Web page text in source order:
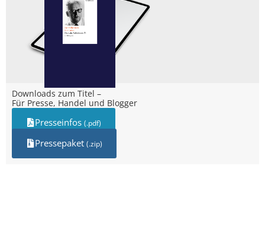
Downloads zum Titel –
Für Presse, Handel und Blogger
Presseinfos (.pdf)
Pressepaket (.zip)